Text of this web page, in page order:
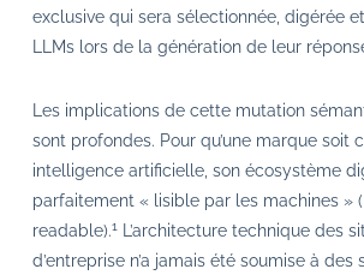
exclusive qui sera sélectionnée, digérée
LLMs lors de la génération de leur
Les implications de cette mutation
sont profondes. Pour qu’une marque soit
intelligence artificielle, son écosystème
parfaitement « lisible par les machines »
readable).1L’architecture technique des
d’entreprise n’a jamais été soumise à des